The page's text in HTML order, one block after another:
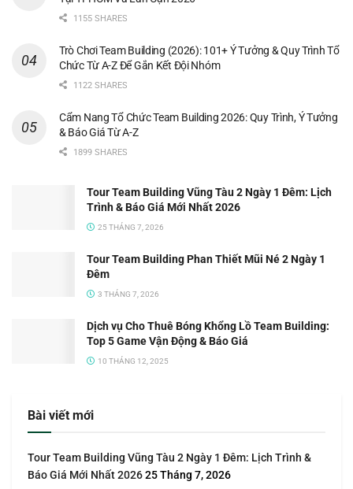
1155 SHARES
Trò Chơi Team Building (2026): 101+ Ý Tưởng & Quy Trình Tổ
Chức Từ A-Z Để Gắn Kết Đội Nhóm
1122 SHARES
Cẩm Nang Tổ Chức Team Building 2026: Quy Trình, Ý Tưởng
& Báo Giá Từ A-Z
1899 SHARES
Tour Team Building Vũng Tàu 2 Ngày 1 Đêm: Lịch
Trình & Báo Giá Mới Nhất 2026
25 THÁNG 7, 2026
Tour Team Building Phan Thiết Mũi Né 2 Ngày 1
Đêm
3 THÁNG 7, 2026
Dịch vụ Cho Thuê Bóng Khổng Lồ Team Building:
Top 5 Game Vận Động & Báo Giá
10 THÁNG 12, 2025
Bài viết mới
Tour Team Building Vũng Tàu 2 Ngày 1 Đêm: Lịch Trình &
Báo Giá Mới Nhất 202625 Tháng 7, 2026